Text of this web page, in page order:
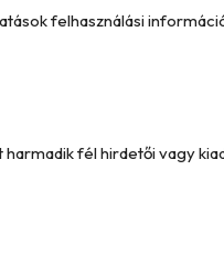
felhasználási
fél hirdetői vagy